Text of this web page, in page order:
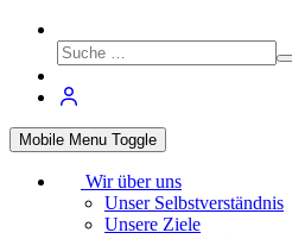
Mobile Menu Toggle
Wir über uns
Unser Selbstverständnis
Unsere Ziele